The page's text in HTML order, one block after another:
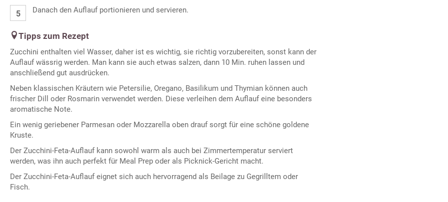
Danach den Auflauf portionieren und servieren.
Tipps zum Rezept
Zucchini enthalten viel Wasser, daher ist es wichtig, sie richtig vorzubereiten, sonst kann der
Auflauf wässrig werden. Man kann sie auch etwas salzen, dann 10 Min. ruhen lassen und
anschließend gut ausdrücken.
Neben klassischen Kräutern wie Petersilie, Oregano, Basilikum und Thymian können auch
frischer Dill oder Rosmarin verwendet werden. Diese verleihen dem Auflauf eine besonders
aromatische Note.
Ein wenig geriebener Parmesan oder Mozzarella oben drauf sorgt für eine schöne goldene
Kruste.
Der Zucchini-Feta-Auflauf kann sowohl warm als auch bei Zimmertemperatur serviert
werden, was ihn auch perfekt für Meal Prep oder als Picknick-Gericht macht.
Der Zucchini-Feta-Auflauf eignet sich auch hervorragend als Beilage zu Gegrilltem oder
Fisch.